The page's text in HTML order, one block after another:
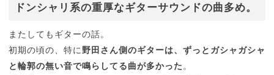
ドンシャリ系の重厚なギターサウンドの曲多め。
またしてもギターの話。
初期の頃の、特に 野田さん側のギターは、ずっとガシャガシャ
と輪郭の無い音で鳴らしてる曲が多かった 。